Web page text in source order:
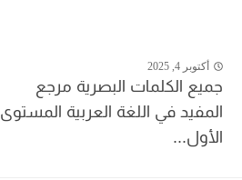
أكتوبر 4, 2025
جميع الكلمات البصرية مرجع
المفيد في اللغة العربية المستوى
الأول...